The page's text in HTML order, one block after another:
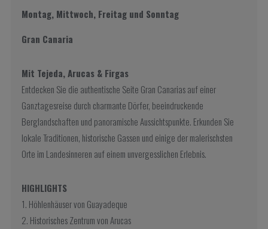
Montag, Mittwoch, Freitag und Sonntag
Gran Canaria
Mit Tejeda, Arucas & Firgas
Entdecken Sie die authentische Seite Gran Canarias auf einer
Ganztagesreise durch charmante Dörfer, beeindruckende
Berglandschaften und panoramische Aussichtspunkte. Erkunden Sie
lokale Traditionen, historische Gassen und einige der malerischsten
Orte im Landesinneren auf einem unvergesslichen Erlebnis.
HIGHLIGHTS
1. Höhlenhäuser von Guayadeque
2. Historisches Zentrum von Arucas